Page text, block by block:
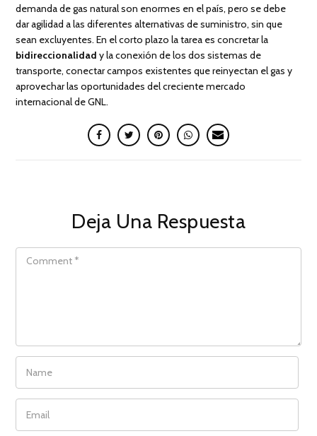
demanda de gas natural son enormes en el país, pero se debe
dar agilidad a las diferentes alternativas de suministro, sin que
sean excluyentes. En el corto plazo la tarea es concretar la
bidireccionalidad y la conexión de los dos sistemas de
transporte, conectar campos existentes que reinyectan el gas y
aprovechar las oportunidades del creciente mercado
internacional de GNL.
Deja Una Respuesta
COMMENT
NAME
EMAIL